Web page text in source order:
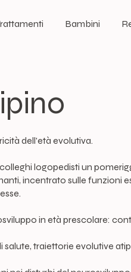
Bambini
dell'età evolutiva.
logopedisti un
incentrato sulle funzioni
in età prescolare:
salute, traiettorie evolutive